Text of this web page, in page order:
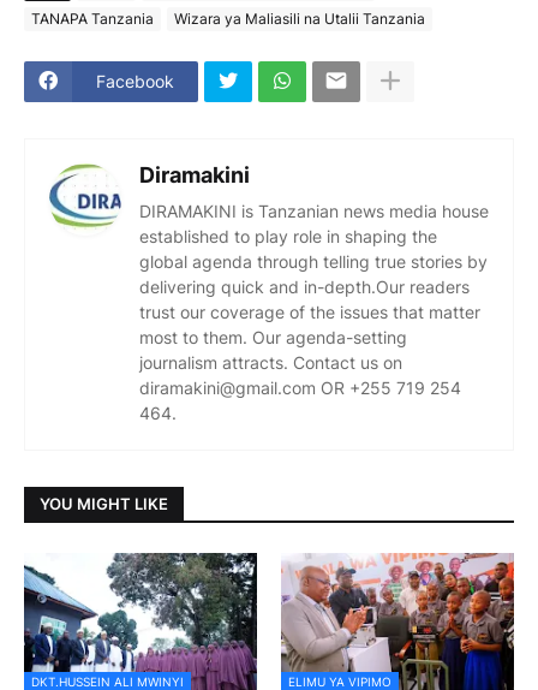
TANAPA Tanzania
Wizara ya Maliasili na Utalii Tanzania
Facebook
Diramakini
DIRAMAKINI is Tanzanian news media house
established to play role in shaping the
global agenda through telling true stories by
delivering quick and in-depth.Our readers
trust our coverage of the issues that matter
most to them. Our agenda-setting
journalism attracts. Contact us on
diramakini@gmail.com OR +255 719 254
464.
YOU MIGHT LIKE
DKT.HUSSEIN ALI MWINYI ELIMU YA VIPIMO